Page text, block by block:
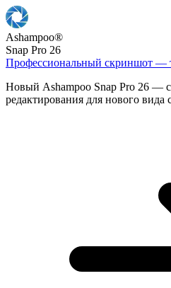
Ashampoo®
Snap Pro 26
Профессиональный скриншот —
Новый Ashampoo Snap Pro 26 —
редактирования для нового вида